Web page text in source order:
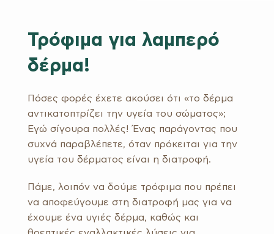
Τρόφιμα για λαμπερό
δέρμα!
Πόσες φορές έχετε ακούσει ότι «το δέρμα
αντικατοπτρίζει την υγεία του σώματος»;
Εγώ σίγουρα πολλές! Ένας παράγοντας που
συχνά παραβλέπετε, όταν πρόκειται για την
υγεία του δέρματος είναι η διατροφή.
Πάμε, λοιπόν να δούμε τρόφιμα που πρέπει
να αποφεύγουμε στη διατροφή μας για να
έχουμε ένα υγιές δέρμα, καθώς και